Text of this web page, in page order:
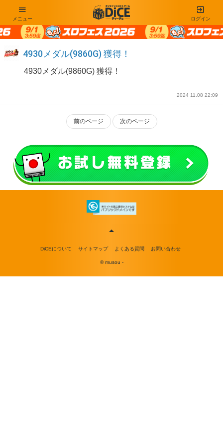
ログイン
メニュー
4930メダル(9860G) 獲得！
4930メダル(9860G) 獲得！
2024 11.08 22:09
前のページ 次のページ
DiCEについて サイトマップ よくある質問 お問い合わせ
© musou -